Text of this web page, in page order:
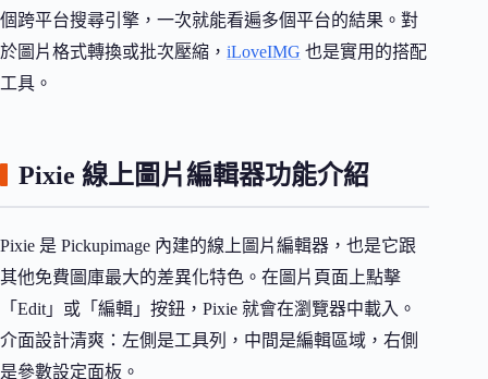
個跨平台搜尋引擎，一次就能看遍多個平台的結果。對
於圖片格式轉換或批次壓縮， iLoveIMG 也是實用的搭配
工具。
Pixie 線上圖片編輯器功能介紹
Pixie 是 Pickupimage 內建的線上圖片編輯器，也是它跟
其他免費圖庫最大的差異化特色。在圖片頁面上點擊
「Edit」或「編輯」按鈕，Pixie 就會在瀏覽器中載入。
介面設計清爽：左側是工具列，中間是編輯區域，右側
是參數設定面板。